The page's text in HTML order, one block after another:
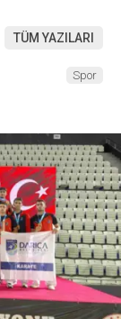
TÜM YAZILARI
Spor